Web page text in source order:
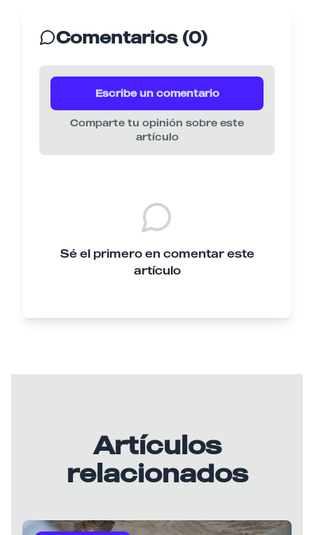
Comentarios (0)
Escribe un comentario
Comparte tu opinión sobre este
artículo
Sé el primero en comentar este
artículo
Artículos
relacionados